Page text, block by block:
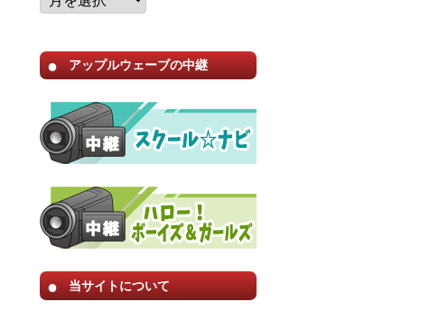
アップルウェーブの中継
当サイトについて